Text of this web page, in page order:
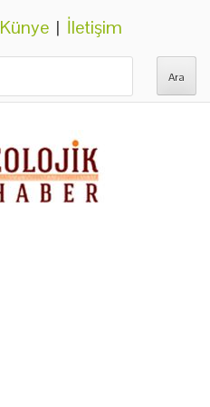
Künye | İletişim